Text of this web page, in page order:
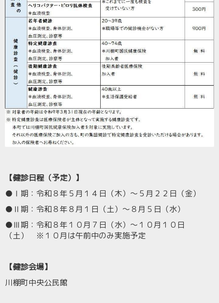
【健診日程（予定）】
● Ⅰ期 ：令和８年５月１４日（木）～５月２２日（金）
● Ⅱ期 ：令和８年８月１日（土）～８月５日（水）
●Ⅲ期 ：令和８年１０月７日（水）～１０月１０日
（土） ※１０月は午前中のみ実施予定
【健診会場】
川棚町中央公民館